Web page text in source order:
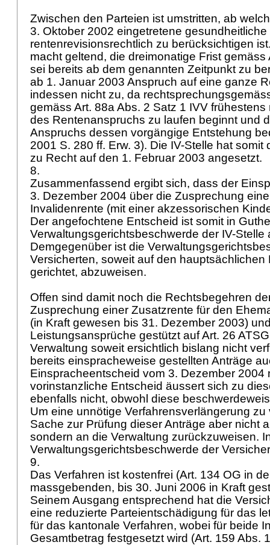
Zwischen den Parteien ist umstritten, ab
3. Oktober 2002 eingetretene
rentenrevisionsrechtlich zu berücksichtigen
macht geltend, die dreimonatige Frist gemäss
sei bereits ab dem genannten Zeitpunkt zu
ab 1. Januar 2003 Anspruch auf eine ganze
indessen nicht zu, da
gemäss Art. 88a Abs. 2 Satz 1 IVV frühestens
des Rentenanspruchs zu laufen beginnt und
Anspruchs dessen vorgängige Entstehung
2001 S. 280 ff. Erw. 3). Die IV-Stelle hat
zu Recht auf den 1. Februar 2003 angesetzt.
8.
Zusammenfassend ergibt sich, dass der
3. Dezember 2004 über die Zusprechung
Invalidenrente (mit einer akzessorischen
Der angefochtene Entscheid ist somit in
Verwaltungsgerichtsbeschwerde der IV-Stelle
Demgegenüber ist die
Versicherten, soweit auf den hauptsächlichen
gerichtet, abzuweisen.
Offen sind damit noch die Rechtsbegehren
Zusprechung einer Zusatzrente für den
(in Kraft gewesen bis 31. Dezember 2003)
Leistungsansprüche gestützt aufArt. 26 ATSG
Verwaltung soweit ersichtlich bislang nicht
bereits einspracheweise gestellten Anträge
Einspracheentscheid vom 3. Dezember 2004
vorinstanzliche Entscheid äussert sich zu
ebenfalls nicht, obwohl diese
Um eine unnötige Verfahrensverlängerung zu
Sache zur Prüfung dieser Anträge aber nicht
sondern an die Verwaltung zurückzuweisen.
Verwaltungsgerichtsbeschwerde der
9.
Das Verfahren ist kostenfrei (Art. 134 OG in
massgebenden, bis 30. Juni 2006 in Kraft
Seinem Ausgang entsprechend hat die
eine reduzierte Parteientschädigung für das
für das kantonale Verfahren, wobei für beide
Gesamtbetrag festgesetzt wird (Art. 159 Abs.